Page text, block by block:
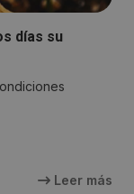
días su
Leer más